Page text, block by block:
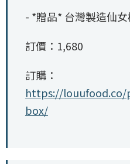
- *贈品* 台灣製造仙
訂價：1,680
訂購：
https://
box/